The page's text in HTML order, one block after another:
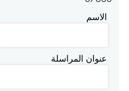
الاسم
عنوان المراسلة